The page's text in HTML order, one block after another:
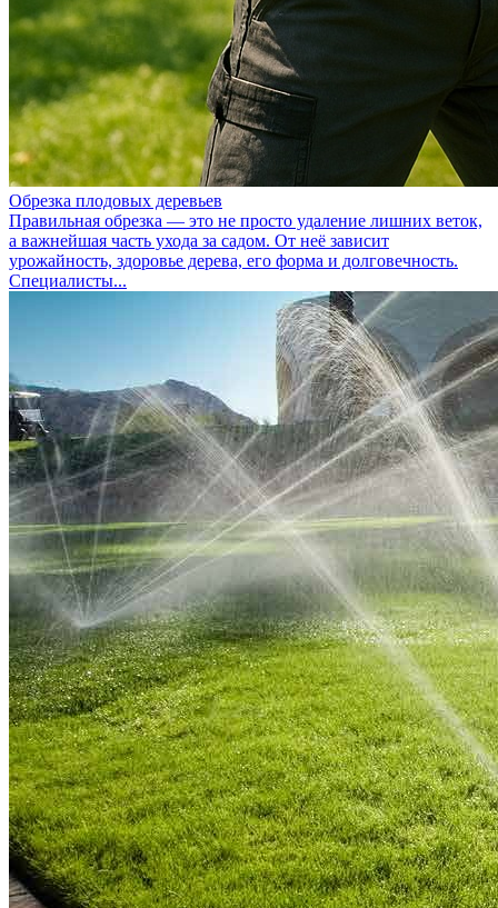
Обрезка плодовых деревьев
Правильная обрезка — это не просто удаление лишних веток,
а важнейшая часть ухода за садом. От неё зависит
урожайность, здоровье дерева, его форма и долговечность.
Специалисты...